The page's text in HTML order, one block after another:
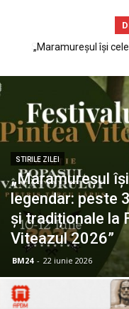
Sukar Nation – lansare
STIRILE ZILEI
„Maramureșul
legendar: peste
și tradiționale la
Viteazul 2026”
BM24 - 22 iunie 2026